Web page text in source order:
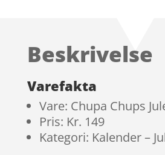
Beskrivelse
Varefakta
Vare: Chupa Chups
Pris: Kr. 149
Kategori: Kalender –